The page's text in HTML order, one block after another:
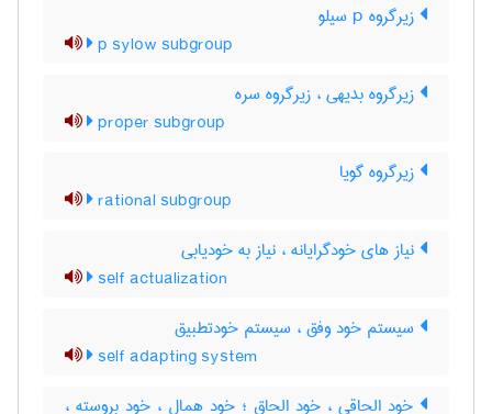
زیرگروه p سیلو
p sylow subgroup
زیرگروه بدیهی ، زیرگروه سره
proper subgroup
زیرگروه گویا
rational subgroup
نیاز های خودگرایانه ، نیاز به خودیابی
self actualization
سیستم خود وفق ، سیستم خودتطبیق
self adapting system
خود الحاقی ، خود الحاق ؛ خود همال ، خود بروسته ،